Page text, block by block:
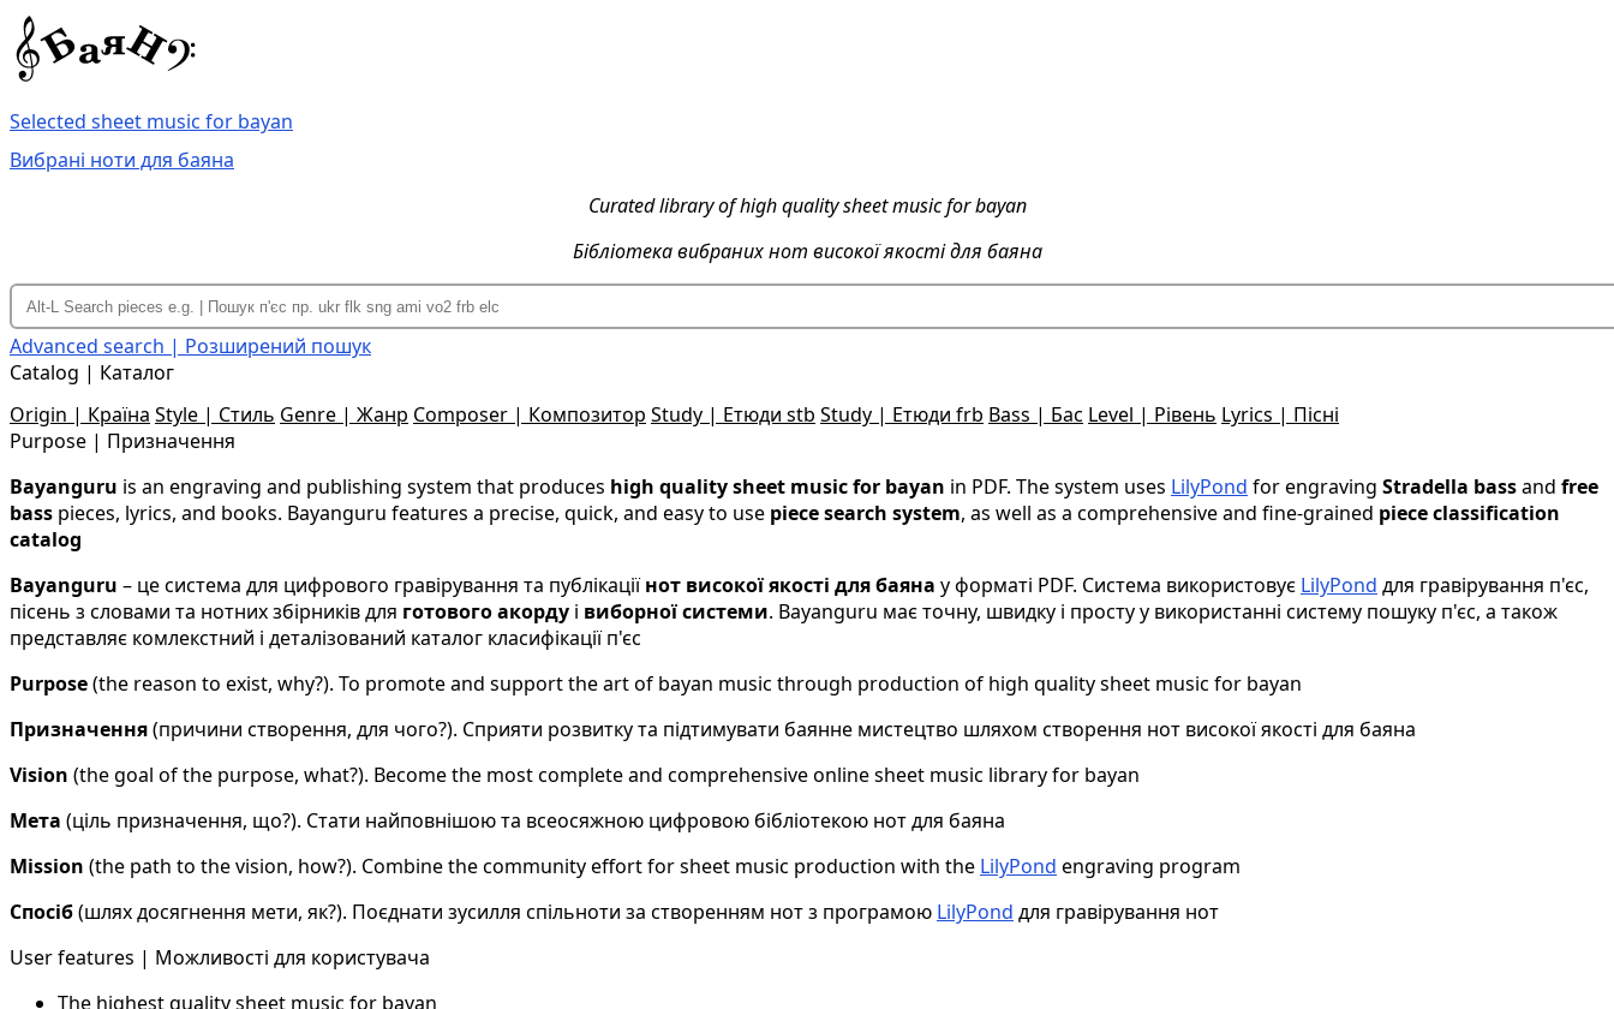
Selected sheet music for bayan
Вибрані ноти для баяна
Curated library of high quality sheet music for bayan
Бібліотека вибраних нот високої якості для баяна
Advanced search | Розширений пошук
Catalog | Каталог
Origin | Країна Style | Стиль Genre | Жанр Composer | Композитор Study | Етюди stb Study | Етюди frb Bass | Бас Level | Рівень Lyrics | Пісні
Purpose | Призначення
Bayanguru is an engraving and publishing system that produces high quality sheet music for bayan in PDF. The system uses LilyPond for engraving Stradella bassand free
bass pieces, lyrics, and books. Bayanguru features a precise, quick, and easy to use piece search system, as well as a comprehensive and fine-grained piece classification
catalog
Bayanguru – це система для цифрового гравірування та публікаціїнот високої якості для баяна у форматі PDF. Система використовує LilyPond для гравірування п'єс,
пісень з словами та нотних збірників для готового акорду і виборної системи. Bayanguru має точну, швидку і просту у використанні систему пошуку п'єс, а також
представляє комлекстний і деталізований каталог класифікації п'єс
Purpose(the reason to exist, why?). To promote and support the art of bayan music through production of high quality sheet music for bayan
Призначення(причини створення, для чого?). Сприяти розвитку та підтимувати баянне мистецтво шляхом створення нот високої якості для баяна
Vision (the goal of the purpose, what?). Become the most complete and comprehensive online sheet music library for bayan
Мета (ціль призначення, що?). Стати найповнішою та всеосяжною цифровою бібліотекою нот для баяна
Mission (the path to the vision, how?). Combine the community effort for sheet music production with the LilyPond engraving program
Спосіб(шлях досягнення мети, як?). Поєднати зусилля спільноти за створенням нот з програмою LilyPond для гравірування нот
User features | Можливості для користувача
The highest quality sheet music for bayan